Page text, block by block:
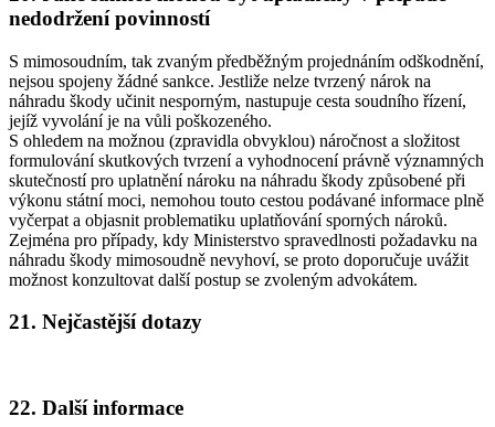
nedodržení povinností
S mimosoudním, tak zvaným předběžným projednáním odškodnění,
nejsou spojeny žádné sankce. Jestliže nelze tvrzený nárok na
náhradu škody učinit nesporným, nastupuje cesta soudního řízení,
jejíž vyvolání je na vůli poškozeného.
S ohledem na možnou (zpravidla obvyklou) náročnost a složitost
formulování skutkových tvrzení a vyhodnocení právně významných
skutečností pro uplatnění nároku na náhradu škody způsobené při
výkonu státní moci, nemohou touto cestou podávané informace plně
vyčerpat a objasnit problematiku uplatňování sporných nároků.
Zejména pro případy, kdy Ministerstvo spravedlnosti požadavku na
náhradu škody mimosoudně nevyhoví, se proto doporučuje uvážit
možnost konzultovat další postup se zvoleným advokátem.
21. Nejčastější dotazy
22. Další informace